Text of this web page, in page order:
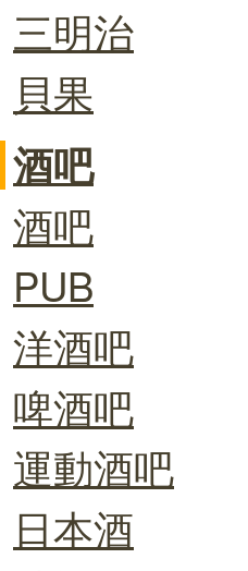
三明治
貝果
酒吧
酒吧
PUB
洋酒吧
啤酒吧
運動酒吧
日本酒